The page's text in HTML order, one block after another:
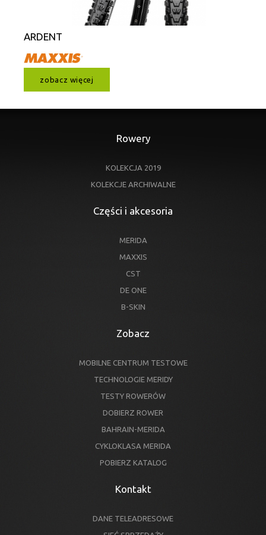
ARDENT
zobacz więcej
Rowery
KOLEKCJA 2019
KOLEKCJE ARCHIWALNE
Części i akcesoria
MERIDA
MAXXIS
CST
DE ONE
B-SKIN
Zobacz
MOBILNE CENTRUM TESTOWE
TECHNOLOGIE MERIDY
TESTY ROWERÓW
DOBIERZ ROWER
BAHRAIN-MERIDA
CYKLOKLASA MERIDA
POBIERZ KATALOG
Kontakt
DANE TELEADRESOWE